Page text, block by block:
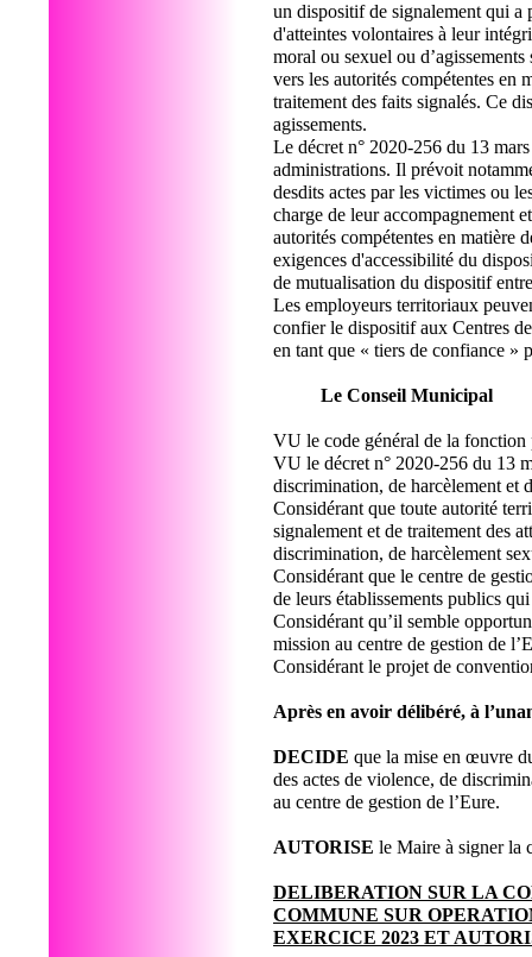
un dispositif de signalement qui a
d'atteintes volontaires à leur
moral ou sexuel ou
vers les autorités compétentes en
traitement des faits signalés. Ce
agissements.
Le décret n° 2020-256 du 13
administrations. Il prévoit
desdits actes par les victimes ou
charge de leur accompagnement
autorités compétentes en matière
exigences d'accessibilité du
de mutualisation du dispositif
Les employeurs territoriaux
confier le dispositif aux Centres
en tant que « tiers de confiance »
Le Conseil Municipal
VU le code général de la
VU le décret n° 2020-256 du 13
discrimination, de harcèlement et
Considérant que toute autorité
signalement et de traitement des
discrimination, de harcèlement
Considérant que le centre de
de leurs établissements publics
Considérant qu’il semble
mission au centre de gestion de
Considérant le projet de
Après en avoir délibéré, à
DECIDE que la mise en œuvre
des actes de violence, de
au centre de gestion de l’Eure.
AUTORISE le Maire à signer la
DELIBERATION SUR LA
COMMUNE SUR
EXERCICE 2023 ET